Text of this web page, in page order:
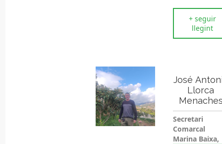
+ seguir
llegint
José
Llorca
Secretari
Comarcal
Marina Baixa,